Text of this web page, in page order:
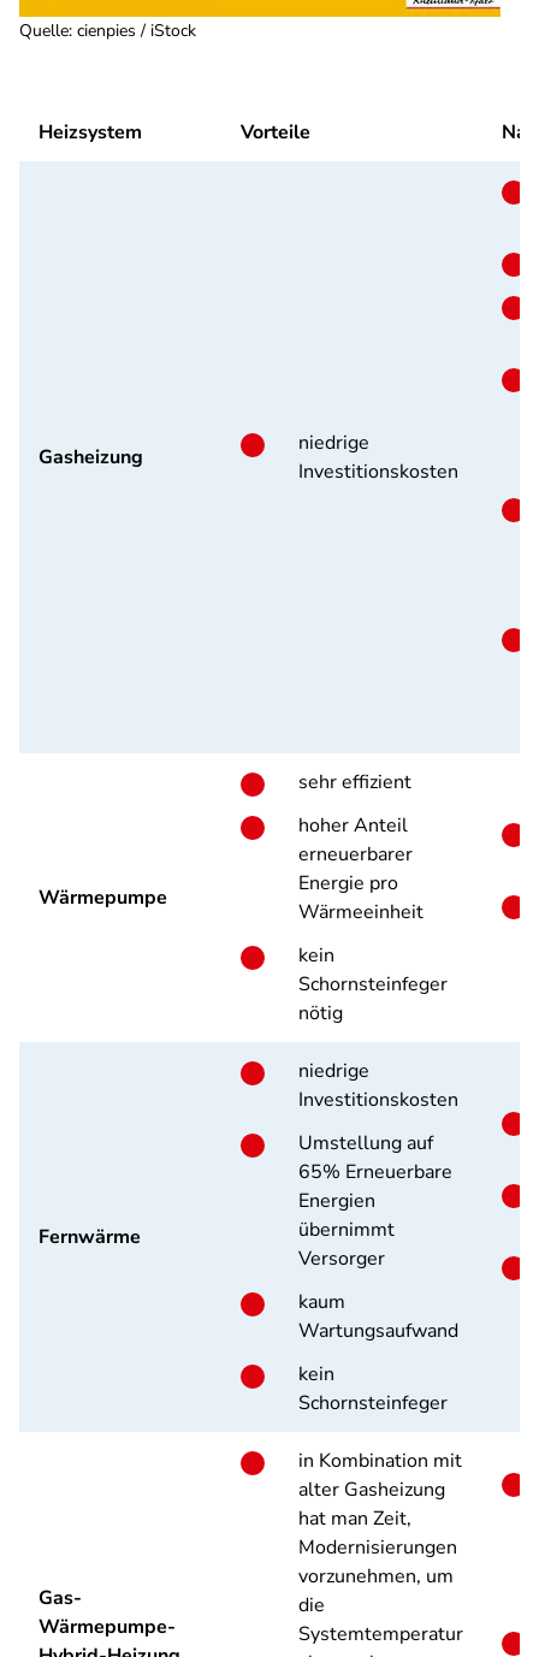
Quelle: cienpies / iStock
Heizsystem Vorteile
Gasheizung
niedrige
Investitionskosten
Wärmepumpe
sehr effizient
hoher Anteil
erneuerbarer
Energie pro
Wärmeeinheit
kein
Schornsteinfeger
nötig
Fernwärme
niedrige
Investitionskosten
Umstellung auf
65% Erneuerbare
Energien
übernimmt
Versorger
kaum
Wartungsaufwand
kein
Schornsteinfeger
Gas-
Wärmepumpe-
in Kombination mit
alter Gasheizung
hat man Zeit,
Modernisierungen
vorzunehmen, um
die
Systemtemperatur